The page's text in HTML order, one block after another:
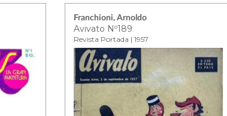
Franchioni, Arnoldo
Avivato Nº189
Revista Portada | 1957